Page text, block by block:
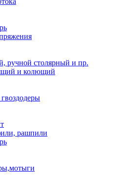
ручной столярный и пр.
и колющий
рашпили